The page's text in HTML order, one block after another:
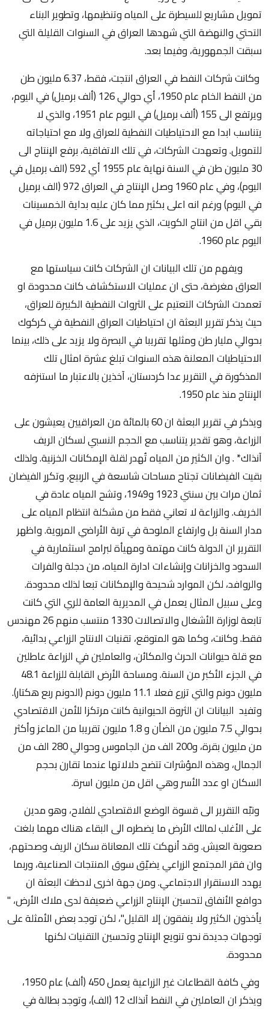
تمويل مشاريع للسيطرة على المياه وتنظيمها، وتطوير البناء
التحتي والنهضة التي شهدها العراق في السنوات القليلة التي
سبقت الجمهورية، وفيما بعد.
وكانت شركات النفط في العراق انتجت، فقط، 6.37 مليون طن
من النفط الخام عام 1950، أي حوالي 126 (ألف برميل) في اليوم،
ويرتفع الى 155 (ألف برميل) في اليوم عام 1951، والذي لا
يتناسب ابدا مع الاحتياطيات النفطية للعراق ولا مع احتياجاته
للتمويل. وتعهدت الشركات، في تلك الاتفاقية، برفع الإنتاج الى
30 مليون طن في السنة نهاية عام 1955 أي 592 (الف برميل في
اليوم)، وفي عام 1960 وصل الإنتاج في العراق 972 (الف برميل
في اليوم) ورغم انه اعلى بكثير مما كان عليه بداية الخمسينات
بقي اقل من انتاج الكويت، الذي يزيد على 1.6 مليون برميل في
اليوم عام 1960.
ويفهم من تلك البيانات ان الشركات كانت سياستها مع
العراق مغرضة، حتى ان عمليات الاستكشاف كانت محدودة او
تعمدت الشركات التعتيم على الثروات النفطية الكبيرة للعراق،
حيث يذكر تقرير البعثة ان احتياطيات العراق النفطية في كركوك
بحوالي مليار طن ومثلها تقريبا في البصرة ولا يزيد على ذلك، بينما
الاحتياطيات المعلنة هذه السنوات تبلغ عشرة امثال تلك
المذكورة في التقرير عدا كردستان، آخذين بالاعتبار ما استنزفه
الإنتاج منذ عام 1950.
ويذكر في تقرير البعثة ان 60 بالمائة من العراقيين يعيشون على
الزراعة، وهو تقدير يتناسب مع الحجم النسبي لسكان الريف
آنذاك* . وان الكثير من المياه تُهدر لقلة الإمكانات الخزنية. ولذلك
بقيت الفيضانات تجتاح مساحات شاسعة في الربيع، وتكرر الفيضان
ثمان مرات بين سنتي 1923 و1949، وتشح المياه عادة في
الخريف. والزراعة لا تعاني فقط من مشكلة انتظام المياه على
مدار السنة بل وارتفاع الملوحة في تربة الأراضي المروية. واظهر
التقرير ان الدولة كانت مهتمة ومهيأة لبرامج استثمارية في
السدود والخزانات وإنشاءات ادارة المياه، من دجلة والفرات
والروافد، لكن الموارد شحيحة والإمكانات تبعا لذلك محدودة.
وعلى سبيل المثال يعمل في المديرية العامة للري التي كانت
تابعة لوزارة الأشغال والاتصالات 1330 منتسب منهم 26 مهندس
فقط. وكانت، وكما هو المتوقع، تقنيات الانتاج الزراعي بدائية،
مع قلة حيوانات الحرث والمكائن، والعاملين في الزراعة عاطلين
في الجزء الأكبر من السنة. ومساحة الأرض القابلة للزراعة 48.1
مليون دونم والتي تزرع فعلا 11.1 مليون دونم (الدونم ربع هكتار).
وتفيد البيانات ان الثروة الحيوانية كانت مرتكزا للأمن الاقتصادي
بحوالي 7.5 مليون من الضأن و 1.8 مليون تقريبا من الماعز وأكثر
من مليون بقرة، و200 الف من الجاموس وحوالي 280 الف من
الجمال، وهذه المؤشرات تتضح دلالاتها عندما تقارن بحجم
السكان او عدد الأسر وهي اقل من مليون اسرة.
ونبّه التقرير الى قسوة الوضع الاقتصادي للفلاح، وهو مدين
على الأغلب لمالك الأرض ما يضطره الى البقاء هناك مهما بلغت
صعوبة العيش. وقد أنهكت تلك المعاناة سكان الريف وصحتهم،
وان فقر المجتمع الزراعي يضيّق سوق المنتجات الصناعية، وربما
يهدد الاستقرار الاجتماعي. ومن جهة اخرى لاحظت البعثة ان
دوافع الأنفاق لتحسين الإنتاج الزراعي ضعيفة لدى ملاك الأرض، "
يأخذون الكثير ولا ينفقون إلا القليل"، لكن توجد بعض الأمثلة على
توجهات جديدة نحو تنويع الإنتاج وتحسين التقنيات لكنها
محدودة.
وفي كافة القطاعات غير الزراعية يعمل 450 (ألف) عام 1950،
ويذكر ان العاملين في النفط آنذاك 12 (الف)، وتوجد بطالة في